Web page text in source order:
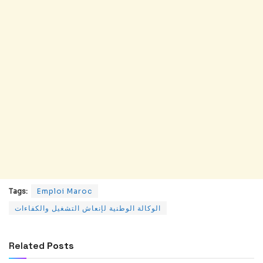
Tags:
Emploi Maroc
الوكالة الوطنية لإنعاش التشغيل والكفاءات
Related Posts